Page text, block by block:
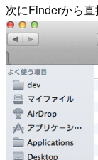
次にFinderから直